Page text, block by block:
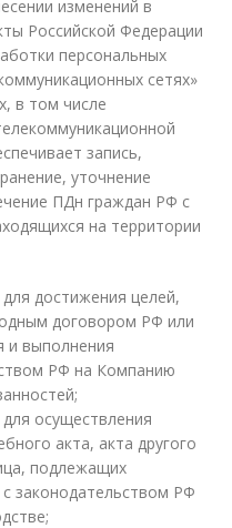
изменений в
Российской Федерации
персональных
сетях»
в том числе
запись,
уточнение
ПДн граждан РФ с
на территории
достижения целей,
договором РФ или
и выполнения
РФ на Компанию
осуществления
акта, акта другого
подлежащих
законодательством РФ